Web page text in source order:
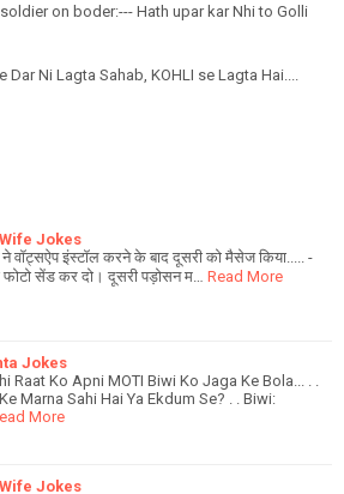
on boder:--- Hath upar kar Nhi to Golli
Ni Lagta Sahab, KOHLI se Lagta Hai....
Jokes
वॉट्सऐप इंस्टॉल करने के बाद दूसरी को मैसेज किया..... -
फोटो सेंड कर दो। दूसरी पड़ोसन म… Read More
Jokes
Raat Ko Apni MOTI Biwi Ko Jaga Ke Bola... . .
Marna Sahi Hai Ya Ekdum Se? . . Biwi:
More
Jokes